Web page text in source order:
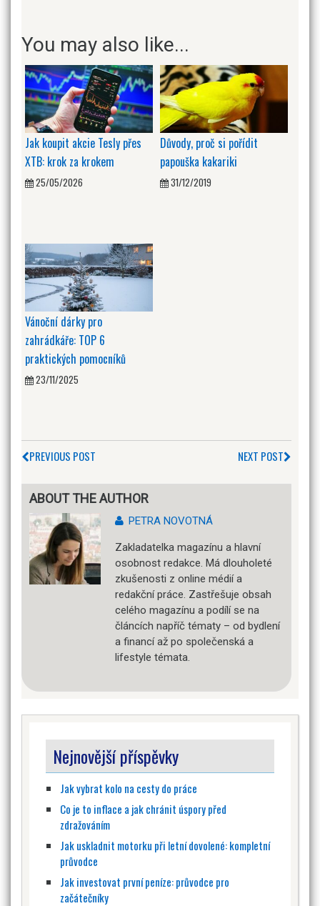
You may also like...
Jak koupit akcie Tesly přes
XTB: krok za krokem
25/05/2026
Důvody, proč si pořídit
papouška kakariki
31/12/2019
Vánoční dárky pro
zahrádkáře: TOP 6
praktických pomocníků
23/11/2025
PREVIOUS POST NEXT POST
ABOUT THE AUTHOR
PETRA NOVOTNÁ
Zakladatelka magazínu a hlavní
osobnost redakce. Má dlouholeté
zkušenosti z online médií a
redakční práce. Zastřešuje obsah
celého magazínu a podílí se na
článcích napříč tématy – od bydlení
a financí až po společenská a
lifestyle témata.
Nejnovější příspěvky
Jak vybrat kolo na cesty do práce
Co je to inflace a jak chránit úspory před
zdražováním
Jak uskladnit motorku při letní dovolené: kompletní
průvodce
Jak investovat první peníze: průvodce pro
začátečníky